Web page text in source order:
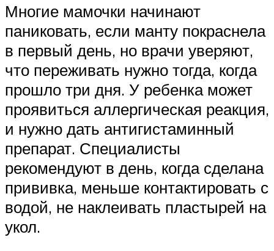
Многие мамочки начинают
паниковать, если манту покраснела
в первый день, но врачи уверяют,
что переживать нужно тогда, когда
прошло три дня. У ребенка может
проявиться аллергическая реакция,
и нужно дать антигистаминный
препарат. Специалисты
рекомендуют в день, когда сделана
прививка, меньше контактировать с
водой, не наклеивать пластырей на
укол.